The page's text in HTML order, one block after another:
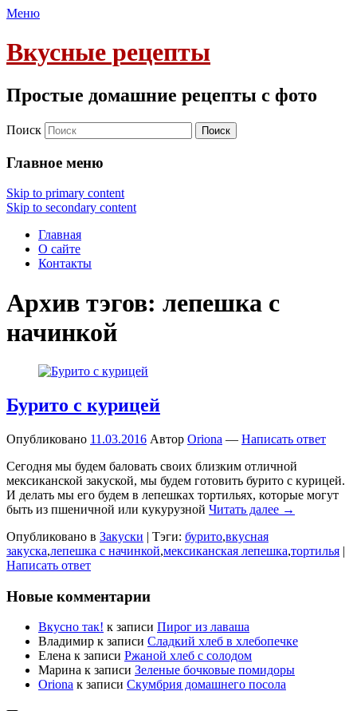
Меню
Вкусные рецепты
Простые домашние рецепты с фото
Поиск
Главное меню
Skip to primary content
Skip to secondary content
Главная
О сайте
Контакты
Архив тэгов: лепешка с
начинкой
Бурито с курицей
Опубликовано 11.03.2016 Автор Oriona — Написать ответ
Сегодня мы будем баловать своих близким отличной
мексиканской закуской, мы будем готовить бурито с курицей.
И делать мы его будем в лепешках тортильях, которые могут
быть из пшеничной или кукурузной Читать далее →
Опубликовано в Закуски | Тэги: бурито,вкусная
закуска,лепешка с начинкой,мексиканская лепешка,тортилья |
Написать ответ
Новые комментарии
Вкусно так! к записи Пирог из лаваша
Владимир к записи Сладкий хлеб в хлебопечке
Елена к записи Ржаной хлеб с солодом
Марина к записи Зеленые бочковые помидоры
Oriona к записи Скумбрия домашнего посола